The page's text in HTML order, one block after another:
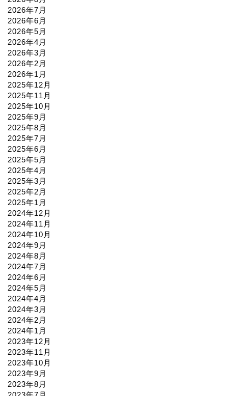
2026年7月
2026年6月
2026年5月
2026年4月
2026年3月
2026年2月
2026年1月
2025年12月
2025年11月
2025年10月
2025年9月
2025年8月
2025年7月
2025年6月
2025年5月
2025年4月
2025年3月
2025年2月
2025年1月
2024年12月
2024年11月
2024年10月
2024年9月
2024年8月
2024年7月
2024年6月
2024年5月
2024年4月
2024年3月
2024年2月
2024年1月
2023年12月
2023年11月
2023年10月
2023年9月
2023年8月